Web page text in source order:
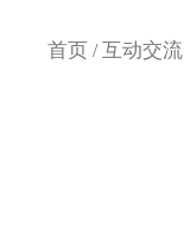
首页 /互动交流